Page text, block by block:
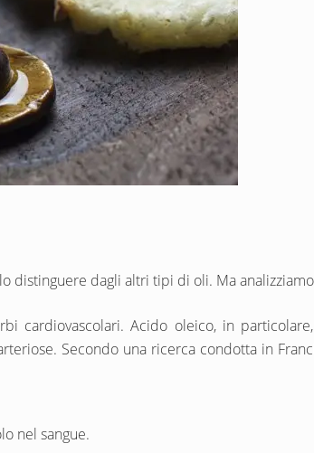
distinguere dagli altri tipi di oli. Ma
cardiovascolari. Acido oleico, in
Secondo una ricerca condotta in
nel sangue.